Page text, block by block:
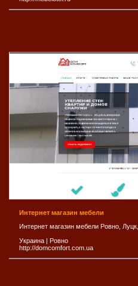
Интернет магазин мебели
Интернет магазин мебели Ровно,
Украина | Ровно
http://domcomfort.com.ua